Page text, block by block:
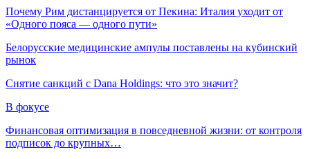
Почему Рим дистанцируется от Пекина: Италия уходит от
«Одного пояса — одного пути»
Белорусские медицинские ампулы поставлены на кубинский
рынок
Снятие санкций с Dana Holdings: что это значит?
В фокусе
Финансовая оптимизация в повседневной жизни: от контроля
подписок до крупных…